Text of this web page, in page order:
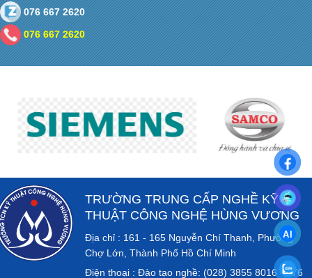
076 667 2620
076 667 2620
TRƯỜNG TRUNG CẤP NGHỀ KỸ
THUẬT CÔNG NGHỆ HÙNG VƯƠNG
Địa chỉ : 161 - 165 Nguyễn Chí Thanh, Phường
Chợ Lớn, Thành Phố Hồ Chí Minh
Điện thoại : Đào tạo nghề: (028) 3855 8016 - 076